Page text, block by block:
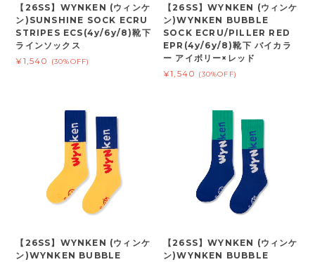
【26SS】WYNKEN (ウィンケ
ン)SUNSHINE SOCK ECRU
STRIPES ECS(4y/6y/8)靴下
ラインソックス
¥1,540
(30%OFF)
【26SS】WYNKEN (ウィンケ
ン)WYNKEN BUBBLE
SOCK ECRU/PILLER RED
EPR(4y/6y/8)靴下 バイカラ
ー アイボリー×レッド
¥1,540 (30%OFF)
【26SS】WYNKEN (ウィンケ
ン)WYNKEN BUBBLE
【26SS】WYNKEN (ウィンケ
ン)WYNKEN BUBBLE